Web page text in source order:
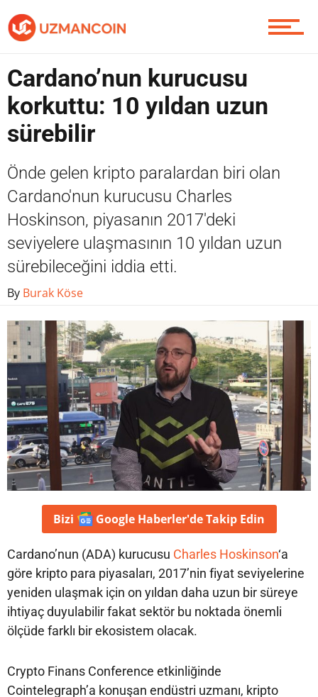
Piyasa
Soru Sor
Contact / İletişim
Cardano’nun kurucusu
korkuttu: 10 yıldan uzun
sürebilir
Önde gelen kripto paralardan biri olan
Cardano'nun kurucusu Charles
Hoskinson, piyasanın 2017'deki
seviyelere ulaşmasının 10 yıldan uzun
sürebileceğini iddia etti.
By Burak Köse
Bizi Google Haberler'deTakip Edin
Cardano’nun (ADA) kurucusu Charles Hoskinson‘a
göre kripto para piyasaları, 2017’nin fiyat seviyelerine
yeniden ulaşmak için on yıldan daha uzun bir süreye
ihtiyaç duyulabilir fakat sektör bu noktada önemli
ölçüde farklı bir ekosistem olacak.
Crypto Finans Conference etkinliğinde
Cointelegraph’a konuşan endüstri uzmanı, kripto